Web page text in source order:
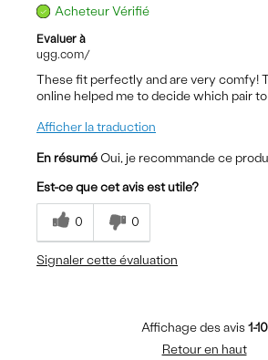
Acheteur Vérifié
Evaluer à
ugg.com/
These fit perfectly and are very comfy!
online helped me to decide which pair
Afficher la traduction
En résumé Oui, je recommande ce
Est-ce que cet avis est utile?
0 0
Signaler cette évaluation
Affichage des avis1-10
Retour en haut